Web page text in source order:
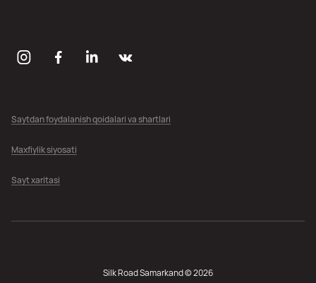
Saytdan foydalanish qoidalari va shartlari
Maxfiylik siyosati
Sayt xaritasi
Silk Road Samarkand © 2026